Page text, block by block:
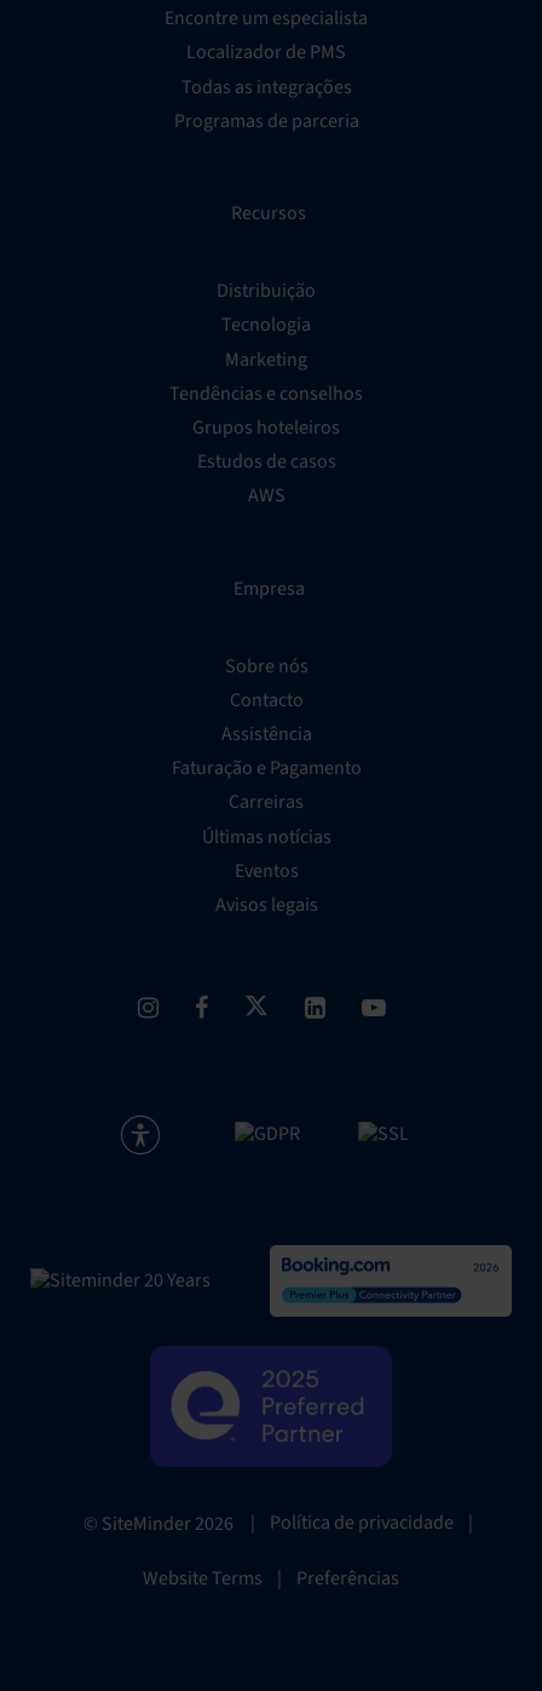
Encontre um especialista
Localizador de PMS
Todas as integrações
Programas de parceria
Recursos
Distribuição
Tecnologia
Marketing
Tendências e conselhos
Grupos hoteleiros
Estudos de casos
AWS
Empresa
Sobre nós
Contacto
Assistência
Faturação e Pagamento
Carreiras
Últimas notícias
Eventos
Avisos legais
© SiteMinder2026 | Política de privacidade |
Website Terms | Preferências